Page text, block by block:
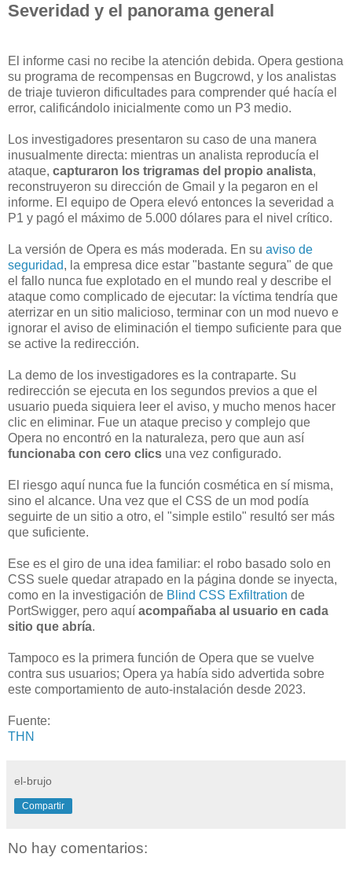
Severidad y el panorama general
El informe casi no recibe la atención debida. Opera gestiona
su programa de recompensas en Bugcrowd, y los analistas
de triaje tuvieron dificultades para comprender qué hacía el
error, calificándolo inicialmente como un P3 medio.
Los investigadores presentaron su caso de una manera
inusualmente directa: mientras un analista reproducía el
ataque, capturaron los trigramas del propio analista,
reconstruyeron su dirección de Gmail y la pegaron en el
informe. El equipo de Opera elevó entonces la severidad a
P1 y pagó el máximo de 5.000 dólares para el nivel crítico.
La versión de Opera es más moderada. En su aviso de
seguridad, la empresa dice estar "bastante segura" de que
el fallo nunca fue explotado en el mundo real y describe el
ataque como complicado de ejecutar: la víctima tendría que
aterrizar en un sitio malicioso, terminar con un mod nuevo e
ignorar el aviso de eliminación el tiempo suficiente para que
se active la redirección.
La demo de los investigadores es la contraparte. Su
redirección se ejecuta en los segundos previos a que el
usuario pueda siquiera leer el aviso, y mucho menos hacer
clic en eliminar. Fue un ataque preciso y complejo que
Opera no encontró en la naturaleza, pero que aun así
funcionaba con cero clics una vez configurado.
El riesgo aquí nunca fue la función cosmética en sí misma,
sino el alcance. Una vez que el CSS de un mod podía
seguirte de un sitio a otro, el "simple estilo" resultó ser más
que suficiente.
Ese es el giro de una idea familiar: el robo basado solo en
CSS suele quedar atrapado en la página donde se inyecta,
como en la investigación de Blind CSS Exfiltration de
PortSwigger, pero aquí acompañaba al usuario en cada
sitio que abría.
Tampoco es la primera función de Opera que se vuelve
contra sus usuarios; Opera ya había sido advertida sobre
este comportamiento de auto-instalación desde 2023.
Fuente:
THN
el-brujo
Compartir
No hay comentarios: